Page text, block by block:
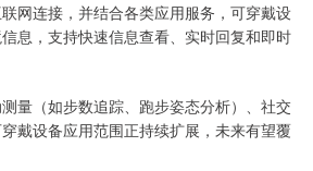
网连接，并结合各类应用服务，可穿戴设
息，支持快速信息查看、实时回复和即时
量（如步数追踪、跑步姿态分析）、社交
戴设备应用范围正持续扩展，未来有望覆